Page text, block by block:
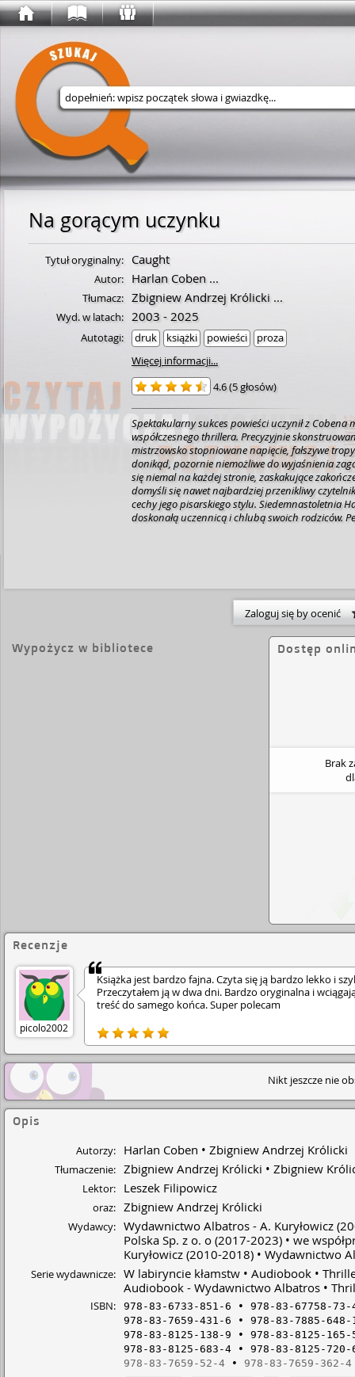
Wyszukaj w serwisie
Na gorącym uczynku
Tytuł oryginalny: Caught
Autor: Harlan Coben...
Tłumacz: Zbigniew Andrzej Królicki ...
Wyd. w latach: 2003 - 2025
Autotagi: druk książki powieści
proza
Więcej informacji...
4.6(5 głosów)
Spektakularny sukces powieści uczynił z Cobena
współczesnego thrillera. Precyzyjnie
mistrzowsko stopniowane napięcie, fałszywe
donikąd, pozornie niemożliwe do wyjaśnienia
się niemal na każdej stronie, zaskakujące
domyśli się nawet najbardziej przenikliwy
cechy jego pisarskiego stylu. Siedemnastoletnia
doskonałą uczennicą i chlubą swoich rodziców.
przestępców seksualnych. Za próbę seksu z
sądem. Ku oburzeniu miejscowej społeczności
mężczyznę. Swoje niezadowolenie z wyroku
demonstruje były szeryf federalny, Ed Grayson.
wrogości przechodzi do czynów, proponując
Zaloguj się by ocenić
Wypożycz w bibliotece Dostęp
Brak
Recenzje
picolo2002
Książka jest bardzo fajna. Czyta się ją bardzo lekko i
Przeczytałem ją w dwa dni. Bardzo oryginalna i
treść do samego końca. Super polecam
Nikt jeszcze nie
Opis
Autorzy: Harlan Coben Zbigniew Andrzej Królicki
Tłumaczenie: Zbigniew Andrzej Królicki Zbigniew
Lektor: Leszek Filipowicz
oraz: Zbigniew Andrzej Królicki
Wydawcy: Wydawnictwo Albatros - A. Kuryłowicz
Polska Sp. z o. o (2017-2023)
we
Kuryłowicz (2010-2018) Wydawnictwo
Serie wydawnicze: W labiryncie kłamstw Audiobook
Audiobook - Wydawnictwo Albatros
ISBN: 978-83-6733-851-6
978-83-67758-73-
978-83-7659-431-6
978-83-7885-648-
978-83-8125-138-9
978-83-8125-165-
978-83-8125-683-4
978-83-8125-720-
978-83-7659-52-4
978-83-7659-362-4